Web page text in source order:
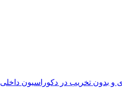
و بدون تخریب در دکوراسیون داخلی